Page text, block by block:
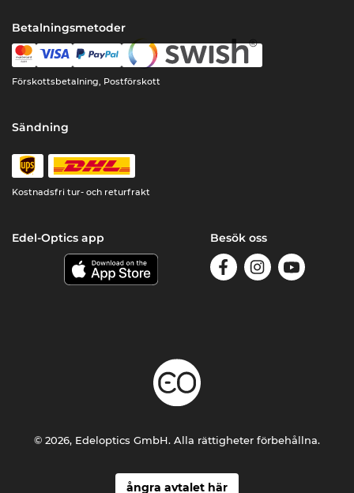
Betalningsmetoder
Förskottsbetalning, Postförskott
Sändning
Kostnadsfri tur- och returfrakt
Edel-Optics app Besök oss
ångra avtalet här
© 2026, Edeloptics GmbH. Alla rättigheter förbehållna.